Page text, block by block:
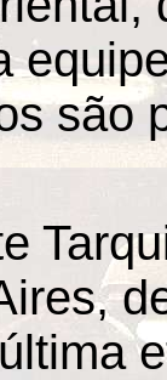
são